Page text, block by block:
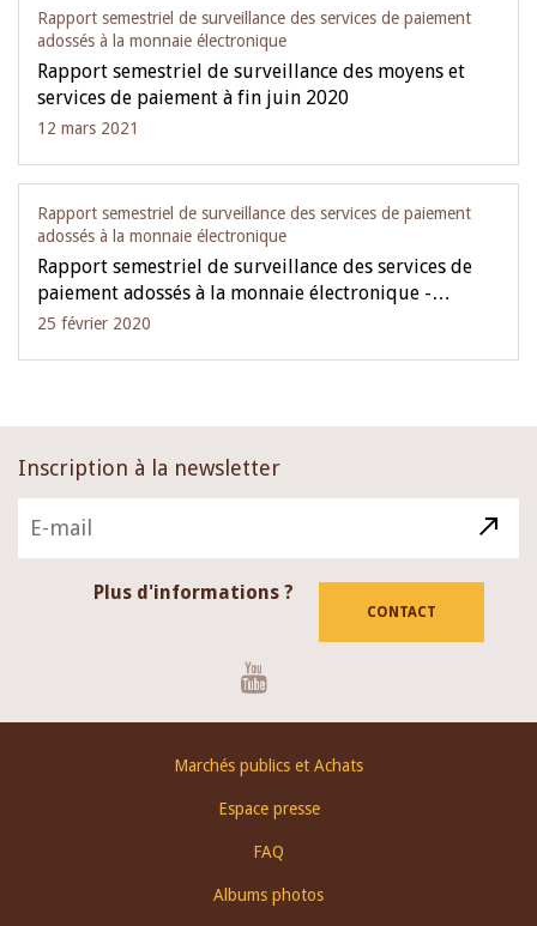
Rapport semestriel de surveillance des services de paiement
adossés à la monnaie électronique
Rapport semestriel de surveillance des moyens et
services de paiement à fin juin 2020
12 mars 2021
Rapport semestriel de surveillance des services de paiement
adossés à la monnaie électronique
Rapport semestriel de surveillance des services de
paiement adossés à la monnaie électronique -…
25 février 2020
Inscription à la newsletter
Plus d'informations ?
CONTACT
Marchés publics et Achats
Espace presse
FAQ
Albums photos